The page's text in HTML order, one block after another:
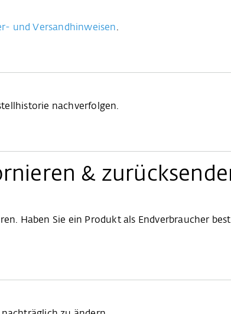
und Versandhinweisen.
nachverfolgen.
&
Haben Sie ein Produkt als Endverbraucher